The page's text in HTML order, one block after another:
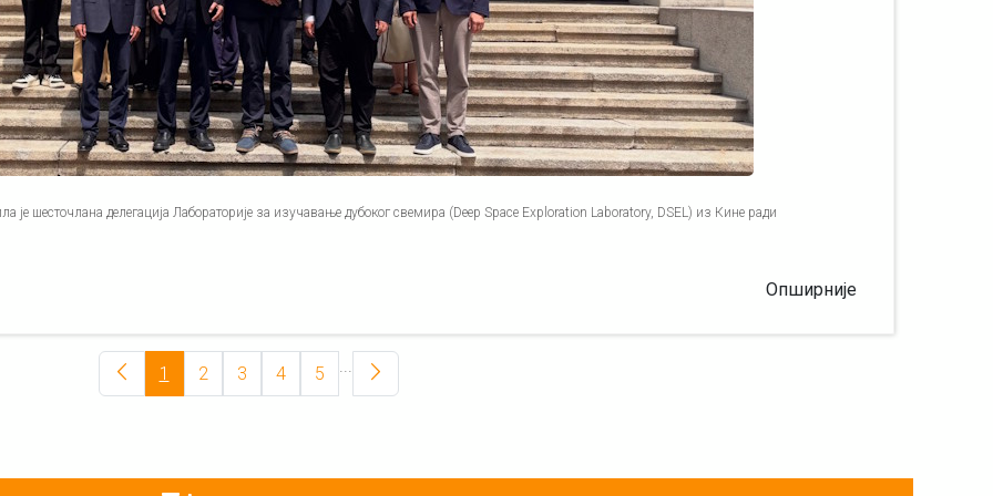
је шесточлана делегација Лабораторије за изучавање дубоког свемира (Deep Space Exploration Laboratory, DSEL) из Кине ради
Опширније
1 2 3 4 5